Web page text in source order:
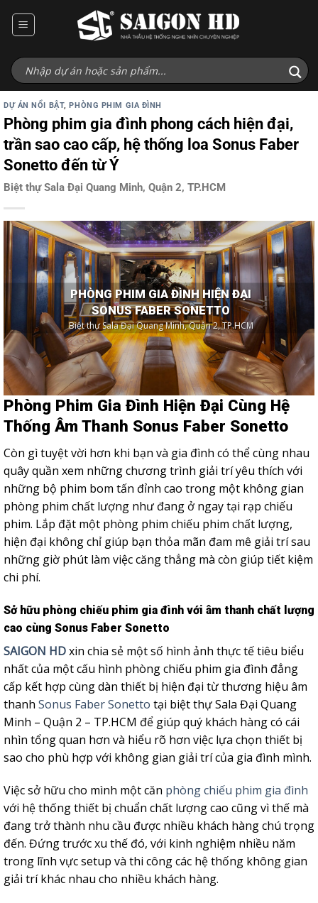
qua
dung
DỰ ÁN NỔI BẬT,PHÒNG PHIM GIA ĐÌNH
Phòng phim gia đình phong cách hiện đại,
trần sao cao cấp, hệ thống loa Sonus Faber
Sonetto đến từ Ý
Biệt thự Sala Đại Quang Minh, Quận 2, TP.HCM
PHÒNG PHIM GIA ĐÌNH HIỆN ĐẠI
SONUS FABER SONETTO
Biệt thự Sala Đại Quang Minh, Quận 2, TP.HCM
Phòng Phim Gia Đình Hiện Đại Cùng Hệ
Thống Âm Thanh Sonus Faber Sonetto
Còn gì tuyệt vời hơn khi bạn và gia đình có thể cùng nhau
quây quần xem những chương trình giải trí yêu thích với
những bộ phim bom tấn đỉnh cao trong một không gian
phòng phim chất lượng như đang ở ngay tại rạp chiếu
phim. Lắp đặt một phòng phim chiếu phim chất lượng,
hiện đại không chỉ giúp bạn thỏa mãn đam mê giải trí sau
những giờ phút làm việc căng thẳng mà còn giúp tiết kiệm
chi phí.
Sở hữu phòng chiếu phim gia đình với âm thanh chất lượng
cao cùng Sonus Faber Sonetto
SAIGON HDxin chia sẻ một số hình ảnh thực tế tiêu biểu
nhất của một cấu hình phòng chiếu phim gia đình đẳng
cấp kết hợp cùng dàn thiết bị hiện đại từ thương hiệu âm
thanh Sonus Faber Sonetto tại biệt thự Sala Đại Quang
Minh – Quận 2 – TP.HCM để giúp quý khách hàng có cái
nhìn tổng quan hơn và hiểu rõ hơn việc lựa chọn thiết bị
sao cho phù hợp với không gian giải trí của gia đình mình.
Việc sở hữu cho mình một căn phòng chiếu phim gia đình
với hệ thống thiết bị chuẩn chất lượng cao cũng vì thế mà
đang trở thành nhu cầu được nhiều khách hàng chú trọng
đến. Đứng trước xu thế đó, với kinh nghiệm nhiều năm
trong lĩnh vực setup và thi công các hệ thống không gian
giải trí khác nhau cho nhiều khách hàng.